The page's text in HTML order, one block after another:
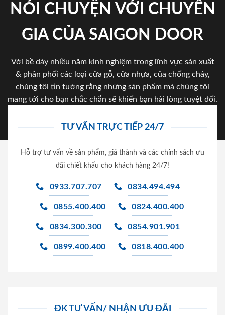
NÓI CHUYỆN VỚI CHUYÊN
GIA CỦA SAIGON DOOR
Với bề dày nhiều năm kinh nghiệm trong lĩnh vực sản xuất
& phân phối các loại cửa gỗ, cửa nhựa, của chống cháy,
chúng tôi tin tưởng rằng những sản phẩm mà chúng tôi
mang tới cho bạn chắc chắn sẽ khiến bạn hài lòng tuyệt đối.
TƯ VẤN TRỰC TIẾP 24/7
Hỗ trợ tư vấn về sản phẩm, giá thành và các chính sách ưu
đãi chiết khấu cho khách hàng 24/7!
0933.707.707 0834.494.494
0855.400.400 0824.400.400
0834.300.300 0854.901.901
0899.400.400 0818.400.400
ĐK TƯ VẤN/ NHẬN ƯU ĐÃI